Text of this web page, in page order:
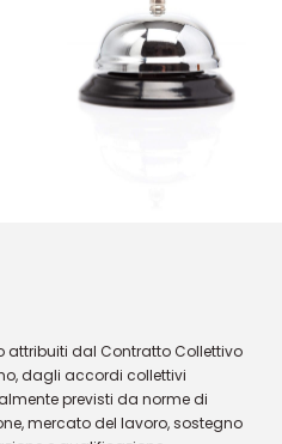
attribuiti dal Contratto Collettivo
dagli accordi collettivi
previsti da norme di
mercato del lavoro, sostegno